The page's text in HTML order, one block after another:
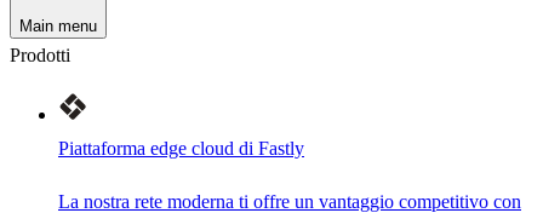
Main menu
Prodotti
Piattaforma edge cloud di Fastly
La nostra rete moderna ti offre un vantaggio competitivo con